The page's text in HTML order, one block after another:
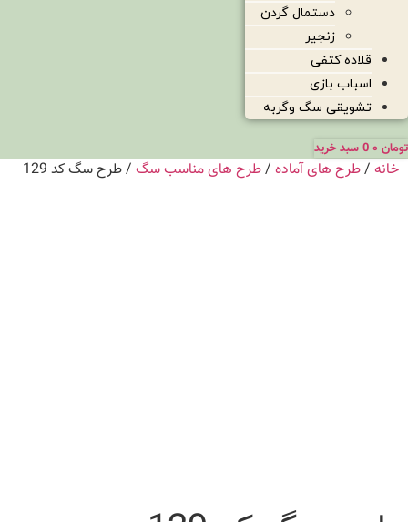
دستمال گردن
زنجیر
قلاده کتفی
اسباب بازی
تشویقی سگ وگربه
تومان 0 سبد خرید
خانه /طرح های آماده /طرح های مناسب سگ / طرح سگ کد 129